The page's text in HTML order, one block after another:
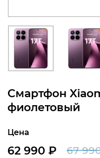
Смартфон
фиолетовый
Цена
67
62 990 ₽
+7 812
(c 10:00 до
выходных)